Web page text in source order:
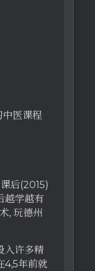
医课程
后(2015)
越学越有
, 玩德州
入许多精
4,5年前就